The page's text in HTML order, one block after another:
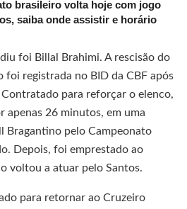
brasileiro volta hoje com jogo
saiba onde assistir e horário
foi Billal Brahimi. A rescisão do
registrada no BID da CBF após
Contratado para reforçar o elenco,
apenas 26 minutos, em uma
Bragantino pelo Campeonato
Depois, foi emprestado ao
voltou a atuar pelo Santos.
para retornar ao Cruzeiro